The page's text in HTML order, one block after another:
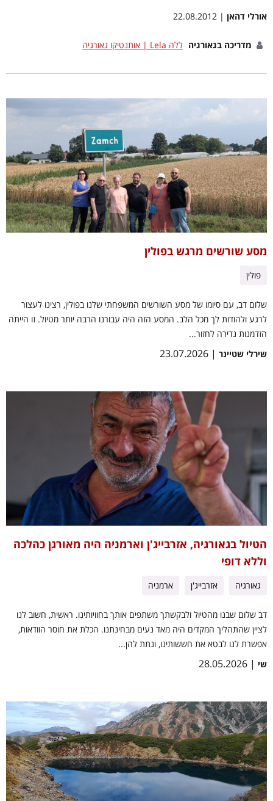
אורלי דהאן | 22.08.2012
מדריכה בגאורגיה ללה Lela | אותנטיקו גאורגיה
מסע שורשים מרגש בפולין
פולין
שלום דב, עם סיומו של מסע השורשים המשפחתי שלנו בפולין, רצינו לעצור
לרגע ולהודות לך מכל הלב. המסע הזה היה עבורנו הרבה יותר מטיול. זו הייתה
הזדמנות נדירה לחזור...
שירלי שטיינר | 23.07.2026
הטיול בגאורגיה, אזרבייג'ן וארמניה היה מאורגן כהלכה
וללא דופי
גאורגיה אזרבייג'ן ארמניה
דב שלום שבנו מהטיול ולבקשתך משתפים אותך בחוויותינו. ראשית, חשוב לנו
לציין שהתהליך המקדים היה מאד נעים מבחינתנו. הכלת את חוסר הוודאות,
אפשרת לנו לבטא את חששותינו, ונתת להן...
שי | 28.05.2026